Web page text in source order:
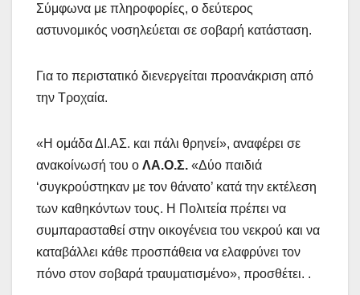
Σύμφωνα με πληροφορίες, ο δεύτερος
αστυνομικός νοσηλεύεται σε σοβαρή κατάσταση.
Για το περιστατικό διενεργείται προανάκριση από
την Τροχαία.
«Η ομάδα ΔΙ.ΑΣ. και πάλι θρηνεί», αναφέρει σε
ανακοίνωσή του ο ΛΑ.Ο.Σ. «Δύο παιδιά
‘συγκρούστηκαν με τον θάνατο’ κατά την εκτέλεση
των καθηκόντων τους. Η Πολιτεία πρέπει να
συμπαρασταθεί στην οικογένεια του νεκρού και να
καταβάλλει κάθε προσπάθεια να ελαφρύνει τον
πόνο στον σοβαρά τραυματισμένο», προσθέτει. .